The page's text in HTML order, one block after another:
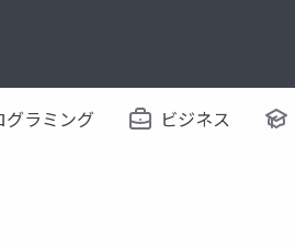
グラミング ビジネス